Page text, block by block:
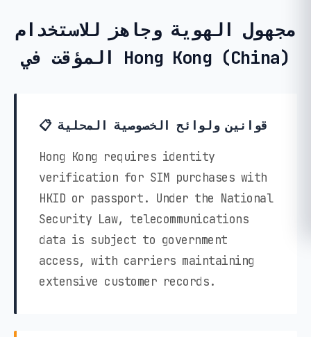
مجهول الهوية وجاهز للاستخدام
المؤقت في Hong Kong (China)
📋 قوانين ولوائح الخصوصية المحلية
Hong Kong requires identity
verification for SIM purchases with
HKID or passport. Under the National
Security Law, telecommunications
data is subject to government
access, with carriers maintaining
extensive customer records.